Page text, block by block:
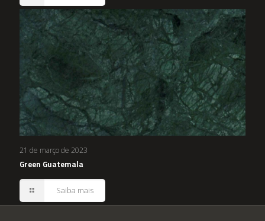
21 de março de 2023
Green Guatemala
Saiba mais